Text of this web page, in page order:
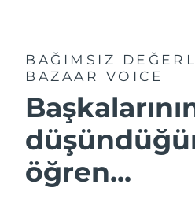
BAĞIMSIZ
BAZAAR VOICE
öğren...